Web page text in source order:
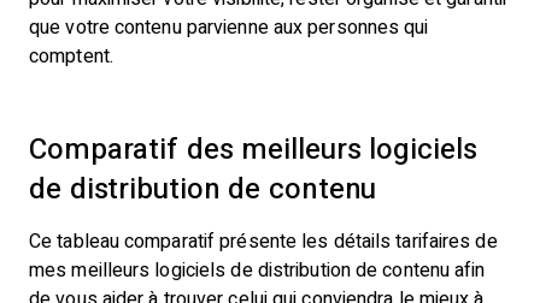
que votre contenu parvienne aux personnes qui
comptent.
Comparatif des meilleurs logiciels
de distribution de contenu
Ce tableau comparatif présente les détails tarifaires de
mes meilleurs logiciels de distribution de contenu afin
de vous aider à trouver celui qui conviendra le mieux à